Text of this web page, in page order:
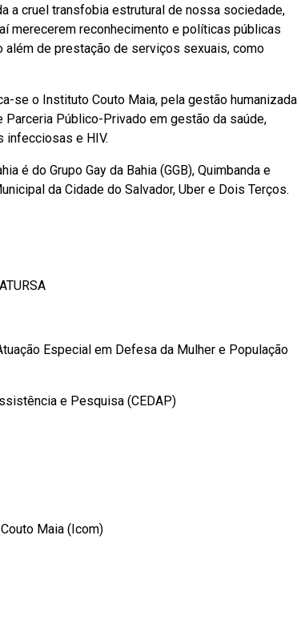
a cruel transfobia estrutural de nossa sociedade,
merecerem reconhecimento e políticas públicas
de prestação de serviços sexuais, como
se o Instituto Couto Maia, pela gestão humanizada
Público-Privado em gestão da saúde,
infecciosas e HIV.
é do Grupo Gay da Bahia (GGB), Quimbanda e
da Cidade do Salvador, Uber e Dois Terços.
Especial em Defesa da Mulher e População
e Pesquisa (CEDAP)
Maia (Icom)